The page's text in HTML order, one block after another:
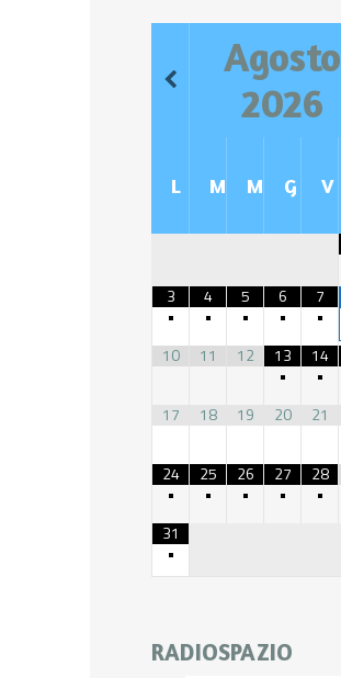
Agosto
2026
L M M G V
3
•
4
•
5
•
6
•
7
•
10 11 12
13
•
14
•
17
18 19 20 21
24
•
25
•
26
•
27
•
28
•
31
•
RADIOSPAZIO